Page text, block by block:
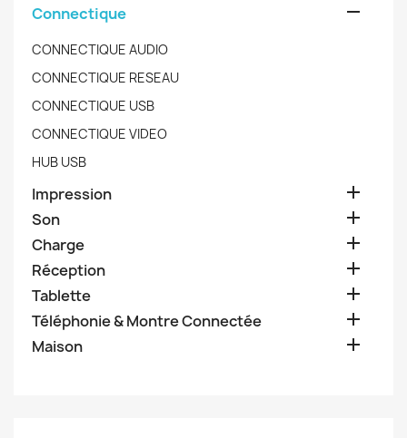
Connectique 
CONNECTIQUE AUDIO
CONNECTIQUE RESEAU
CONNECTIQUE USB
CONNECTIQUE VIDEO
HUB USB
Impression 
Son 
Charge 
Réception 
Tablette 
Téléphonie & Montre Connectée 
Maison 